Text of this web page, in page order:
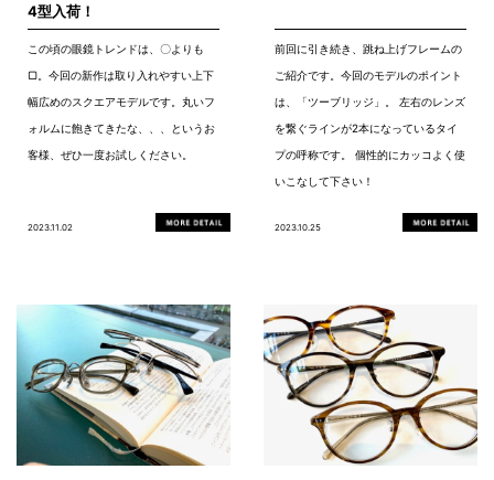
4型入荷！
この頃の眼鏡トレンドは、〇よりも
▢。今回の新作は取り入れやすい上下
幅広めのスクエアモデルです。丸いフ
ォルムに飽きてきたな、、、というお
客様、ぜひ一度お試しください。
2023.11.02
前回に引き続き、跳ね上げフレームの
ご紹介です。今回のモデルのポイント
は、「ツーブリッジ」。 左右のレンズ
を繋ぐラインが2本になっているタイ
プの呼称です。 個性的にカッコよく使
いこなして下さい！
2023.10.25